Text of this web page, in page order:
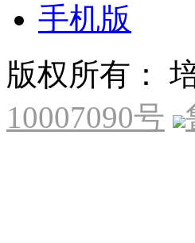
手机版
版权所有：
10007090号